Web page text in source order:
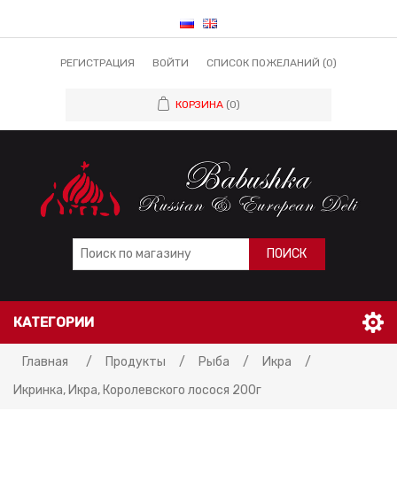
РЕГИСТРАЦИЯ ВОЙТИ СПИСОК ПОЖЕЛАНИЙ (0)
КОРЗИНА (0)
ПОИСК
КАТЕГОРИИ
Главная / Продукты / Рыба / Икра
/
Икринка, Икра, Королевского лосося 200г